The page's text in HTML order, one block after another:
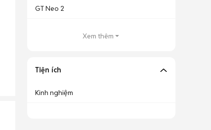
GT Neo 2
Xem thêm
Tiện ích
Kinh nghiệm